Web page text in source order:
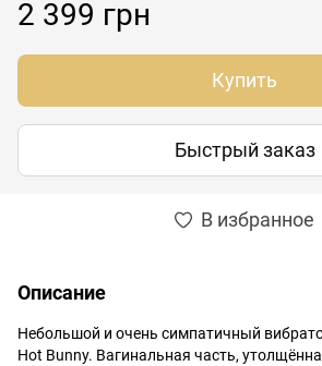
2 399 грн
Купить
Быстрый заказ
В избранное
Описание
Небольшой и очень симпатичный
Hot Bunny. Вагинальная часть,